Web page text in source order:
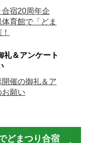
合宿20周年企
育館で「どま
礼＆アンケート
開催の御礼＆ア
お願い
どまつり合宿